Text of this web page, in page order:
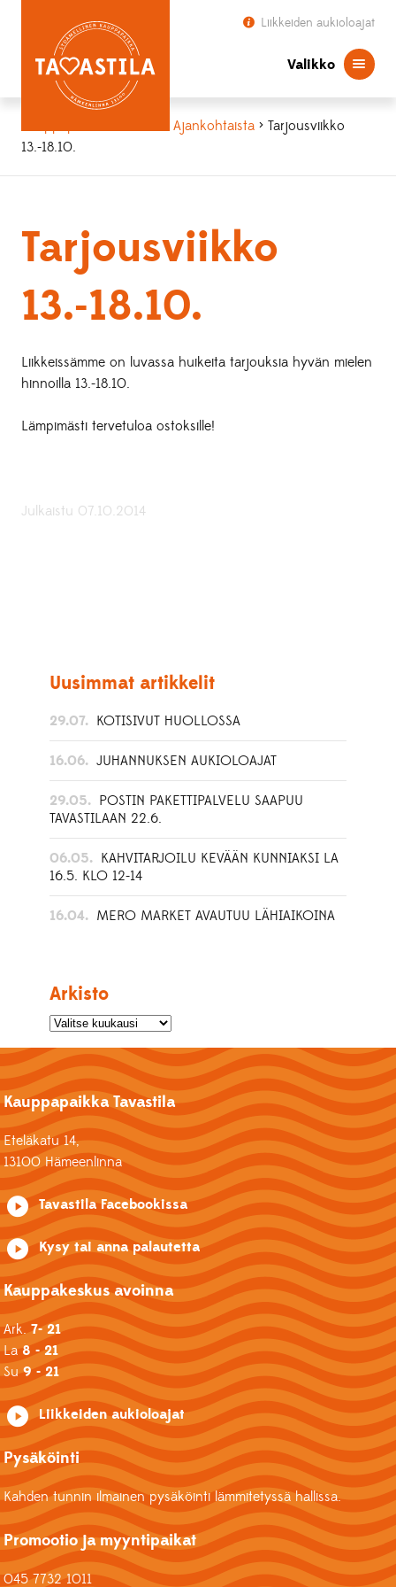
Liikkeiden aukioloajat
Valikko
>Ajankohtaista > Tarjousviikko
13.-18.10.
Tarjousviikko
13.-18.10.
Liikkeissämme on luvassa huikeita tarjouksia hyvän mielen
hinnoilla 13.-18.10.
Lämpimästi tervetuloa ostoksille!
Julkaistu 07.10.2014
Uusimmat artikkelit
29.07. KOTISIVUT HUOLLOSSA
16.06. JUHANNUKSEN AUKIOLOAJAT
29.05. POSTIN PAKETTIPALVELU SAAPUU
TAVASTILAAN 22.6.
06.05. KAHVITARJOILU KEVÄÄN KUNNIAKSI LA
16.5. KLO 12-14
16.04. MERO MARKET AVAUTUU LÄHIAIKOINA
Arkisto
Kauppapaikka Tavastila
Eteläkatu 14,
13100 Hämeenlinna
Tavastila Facebookissa
Kysy tai anna palautetta
Kauppakeskus avoinna
Ark.7- 21
La8 - 21
Su9 - 21
Liikkeiden aukioloajat
Pysäköinti
Kahden tunnin ilmainen pysäköinti lämmitetyssä hallissa.
Promootio ja myyntipaikat
045 7732 1011